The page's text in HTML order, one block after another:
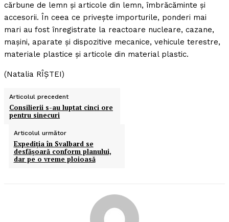
cărbune de lemn şi articole din lemn, îmbrăcăminte şi
accesorii. În ceea ce priveşte importurile, ponderi mai
mari au fost înregistrate la reactoare nucleare, cazane,
maşini, aparate şi dispozitive mecanice, vehicule terestre,
materiale plastice şi articole din material plastic.
(Natalia RÎŞTEI)
Articolul precedent
Consilierii s-au luptat cinci ore
pentru sinecuri
Articolul următor
Expediţia în Svalbard se
desfăşoară conform planului,
dar pe o vreme ploioasă